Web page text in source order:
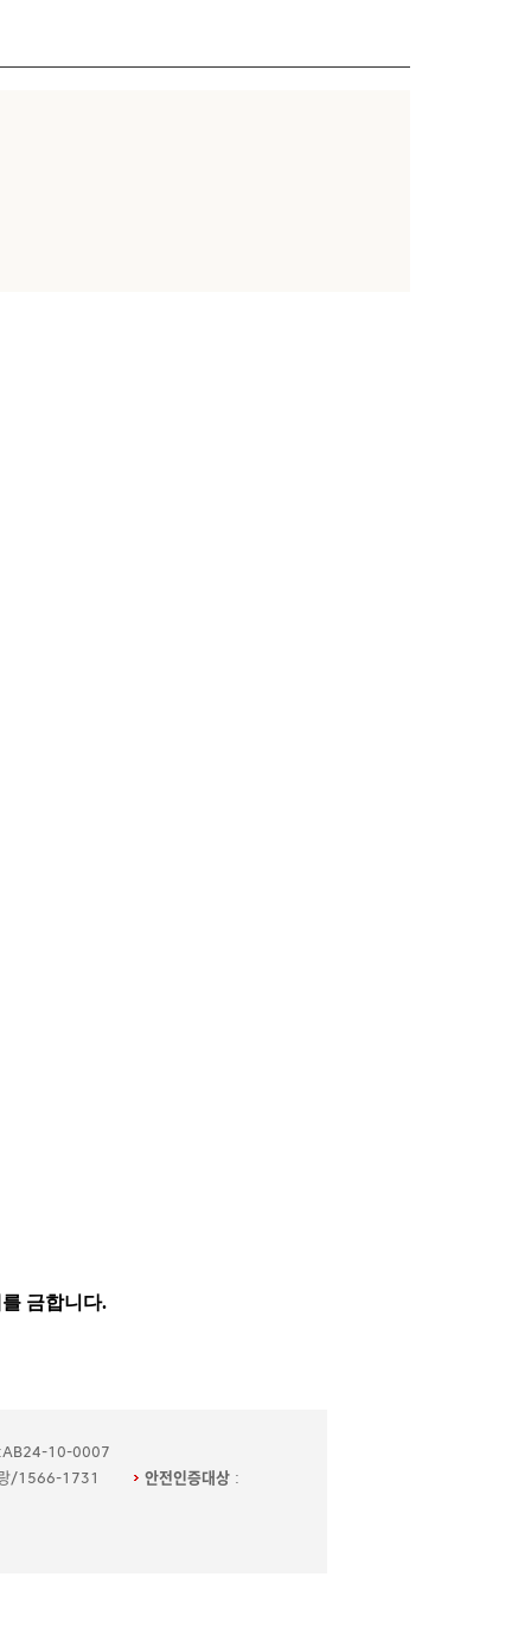
10-0007
/1566-1731 안전인증대상 :